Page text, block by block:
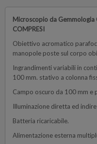
Microscopio da Gemmologia
COMPRESI
Obiettivo acromatico
manopole poste sul corpo
Ingrandimenti variabili in
100 mm. stativo a colonna
Campo oscuro da 100 mm e
Illuminazione diretta ed
Batteria ricaricabile.
Alimentazione esterna